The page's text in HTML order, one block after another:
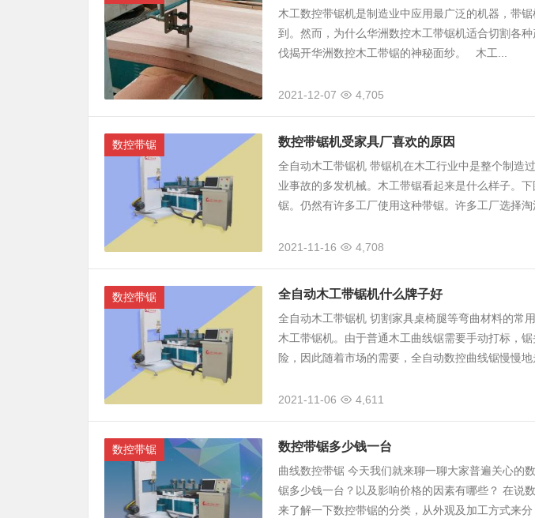
木工数控带锯机是制造业中应用最广泛的机器，带
到。然而，为什么华洲数控木工带锯机适合切割各
伐揭开华洲数控木工带锯的神秘面纱。 木工...
2021-12-07 4,705
数控带锯 数控带锯机受家具厂喜欢的原因
全自动木工带锯机 带锯机在木工行业中是整个制造
业事故的多发机械。木工带锯看起来是什么样子。
锯。仍然有许多工厂使用这种带锯。许多工厂选择淘
2021-11-16 4,708
数控带锯 全自动木工带锯机什么牌子好
全自动木工带锯机 切割家具桌椅腿等弯曲材料的常
木工带锯机。由于普通木工曲线锯需要手动打标，
险，因此随着市场的需要，全自动数控曲线锯慢慢地
2021-11-06 4,611
数控带锯 数控带锯多少钱一台
曲线数控带锯 今天我们就来聊一聊大家普遍关心的
锯多少钱一台？以及影响价格的因素有哪些？ 在说
来了解一下数控带锯的分类，从外观及加工方式来分